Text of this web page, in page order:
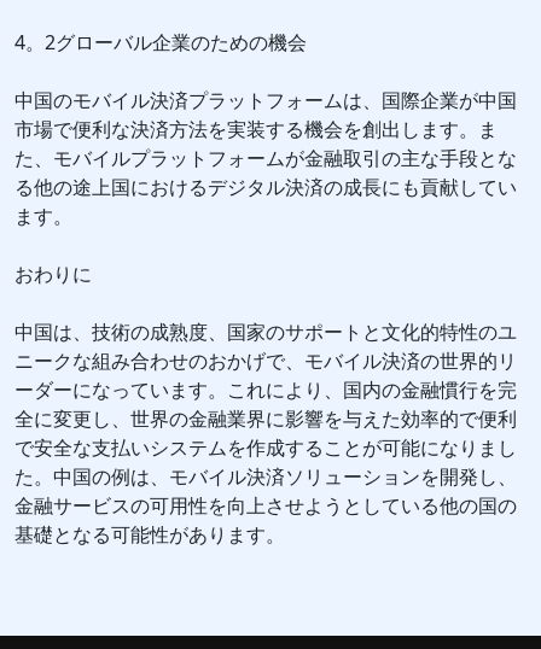
4。2グローバル企業のための機会
中国のモバイル決済プラットフォームは、国際企業が中国
市場で便利な決済方法を実装する機会を創出します。ま
た、モバイルプラットフォームが金融取引の主な手段とな
る他の途上国におけるデジタル決済の成長にも貢献してい
ます。
おわりに
中国は、技術の成熟度、国家のサポートと文化的特性のユ
ニークな組み合わせのおかげで、モバイル決済の世界的リ
ーダーになっています。これにより、国内の金融慣行を完
全に変更し、世界の金融業界に影響を与えた効率的で便利
で安全な支払いシステムを作成することが可能になりまし
た。中国の例は、モバイル決済ソリューションを開発し、
金融サービスの可用性を向上させようとしている他の国の
基礎となる可能性があります。